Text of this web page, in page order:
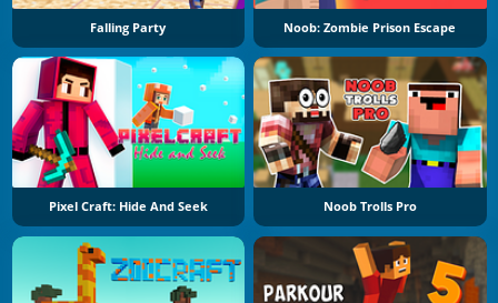
Falling Party Noob: Zombie Prison Escape
Pixel Craft: Hide And Seek Noob Trolls Pro